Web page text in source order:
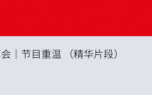
｜节目重温 （精华片段）